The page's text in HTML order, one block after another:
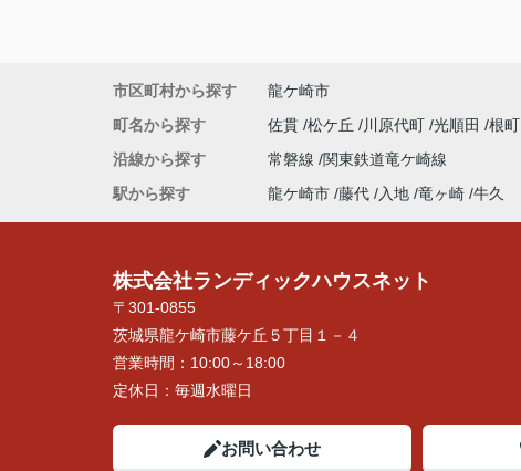
市区町村から探す
龍ケ崎市
町名から探す
佐貫 松ケ丘 川原代町 光順田
根町
沿線から探す
常磐線
関東鉄道竜ケ崎線
駅から探す
龍ケ崎市 藤代 入地 竜ヶ崎 牛久
株式会社ランディックハウスネット
〒301-0855
茨城県龍ケ崎市藤ケ丘５丁目１－４
営業時間： 10:00～18:00
定休日： 毎週水曜日
お問い合わせ